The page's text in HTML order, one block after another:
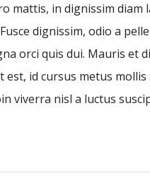
mattis, in dignissim diam
dignissim, odio a
orci quis dui. Mauris et
id cursus metus
viverra nisl a luctus